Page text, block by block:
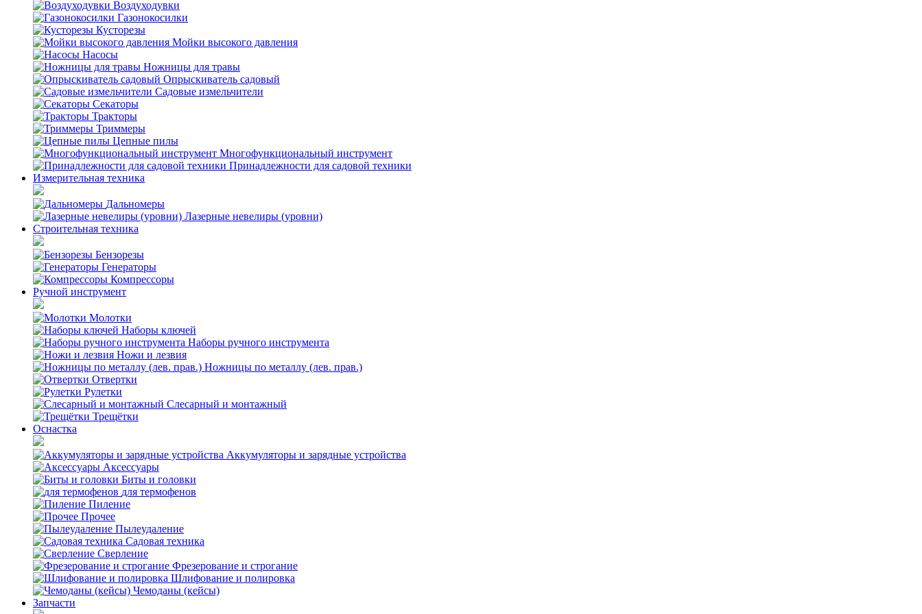
Воздуходувки
Газонокосилки
Кусторезы
Мойки высокого давления
Насосы
Ножницы для травы
Опрыскиватель садовый
Садовые измельчители
Секаторы
Тракторы
Триммеры
Цепные пилы
Многофункциональный инструмент
Принадлежности для садовой техники
Измерительная техника
Дальномеры
Лазерные невелиры (уровни)
Строительная техника
Бензорезы
Генераторы
Компрессоры
Ручной инструмент
Молотки
Наборы ключей
Наборы ручного инструмента
Ножи и лезвия
Ножницы по металлу (лев. прав.)
Отвертки
Рулетки
Слесарный и монтажный
Трещётки
Оснастка
Аккумуляторы и зарядные устройства
Аксессуары
Биты и головки
для термофенов
Пиление
Прочее
Пылеудаление
Садовая техника
Сверление
Фрезерование и строгание
Шлифование и полировка
Чемоданы (кейсы)
Запчасти